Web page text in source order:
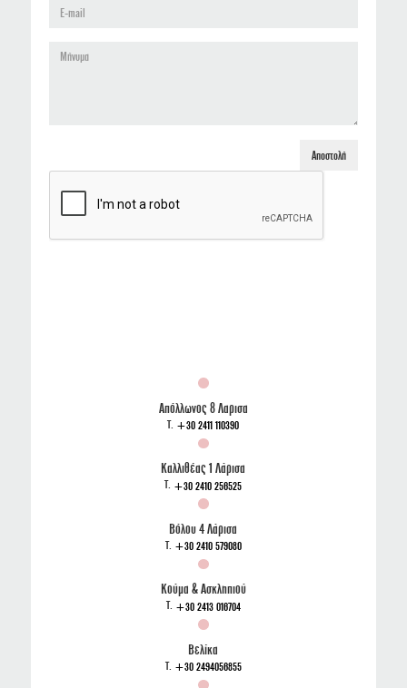
Αποστολή
Απόλλωνος 8 Λαρισα
T. +30 2411 110390
Καλλιθέας 1 Λάρισα
T. +30 2410 256525
Βόλου 4 Λάρισα
T. +30 2410 579080
Κούμα & Ασκληπιού
T. +30 2413 016704
Βελίκα
T. +30 2494056855